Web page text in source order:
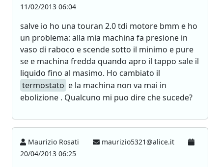
11/02/2013 06:04
salve io ho una touran 2.0 tdi motore bmm e ho
un problema: alla mia machina fa presione in
vaso di raboco e scende sotto il minimo e pure
se e machina fredda quando apro il tappo sale il
liquido fino al masimo. Ho cambiato il
termostato e la machina non va mai in
ebolizione . Qualcuno mi puo dire che sucede?
Maurizio Rosati
maurizio5321@alice.it
20/04/2013 06:25